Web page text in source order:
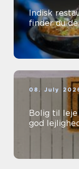
Indisk
finder du
08. July
Bolig til leje
god